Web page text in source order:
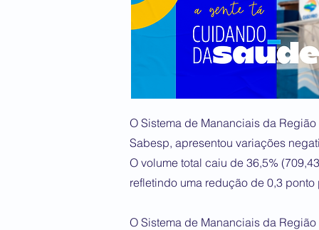
O Sistema de Mananciais da
Sabesp, apresentou variações
O volume total caiu de 36,5%
refletindo uma redução de 0,3 ponto
O Sistema de Mananciais da